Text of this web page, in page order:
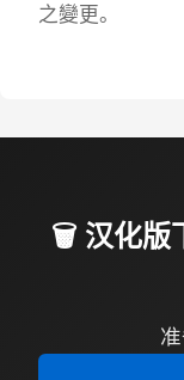
之變更。
🗑️ 汉化版